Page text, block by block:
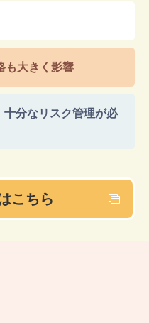
も大きく影響
分なリスク管理が必
こちら